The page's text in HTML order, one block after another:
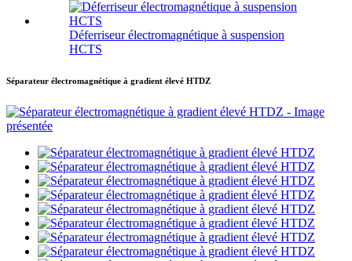
Déferriseur électromagnétique à suspension
HCTS
Séparateur électromagnétique à gradient élevé HTDZ